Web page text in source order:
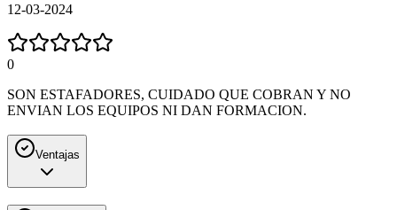
12-03-2024
0
SON ESTAFADORES, CUIDADO QUE COBRAN Y NO
ENVIAN LOS EQUIPOS NI DAN FORMACION.
Ventajas